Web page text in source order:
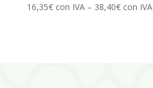
16,35€ con IVA– 38,40€ con IVA